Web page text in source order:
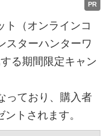
PR
ト（オンラインコ
スターハンターワ
る期間限定キャン
っており、購入者
トされます。